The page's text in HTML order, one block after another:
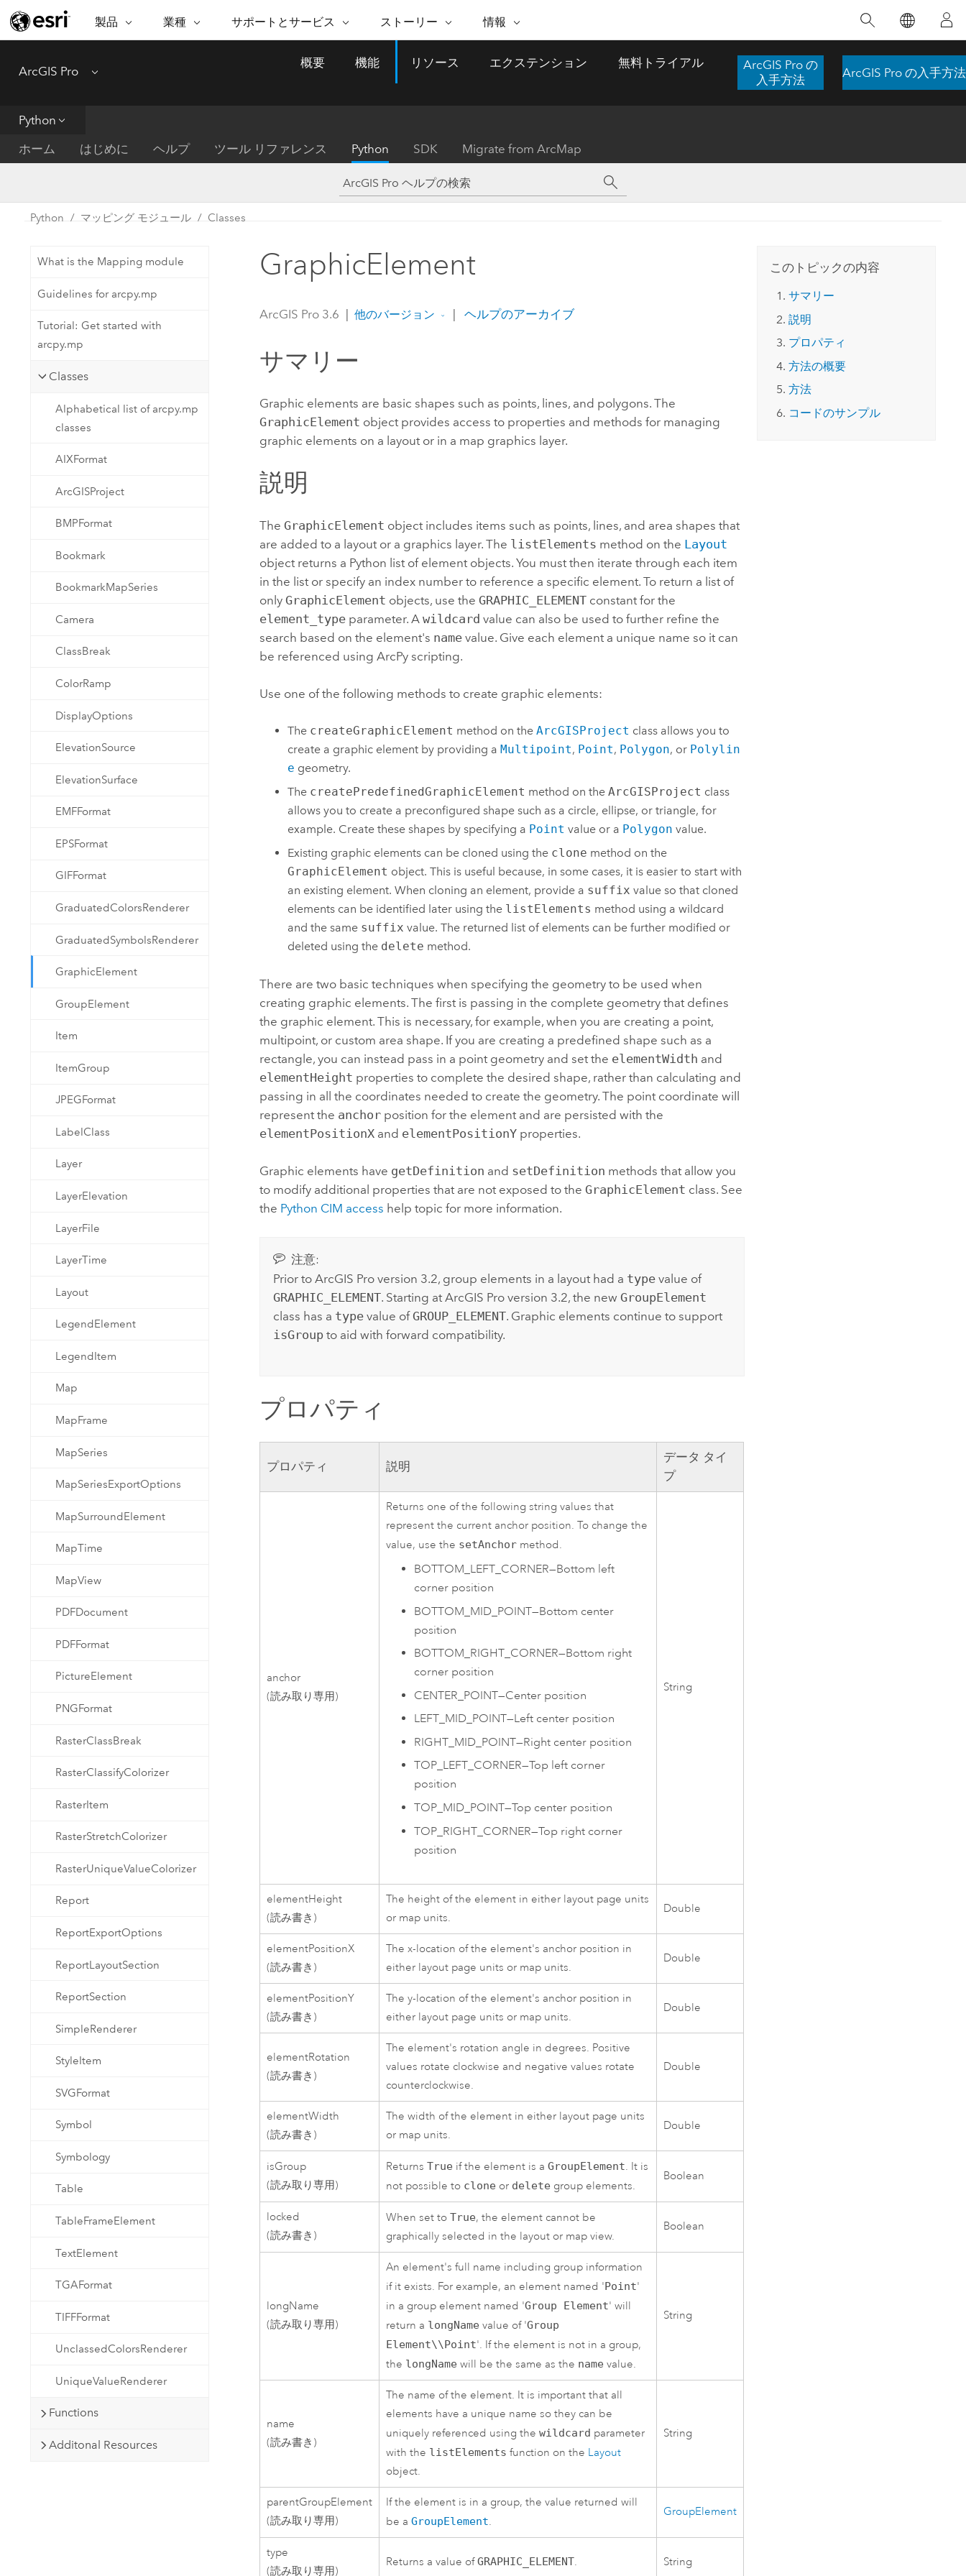
製品
ARCGIS
ArcGIS Online
完全な SaaS マッピング プラット
ArcGIS Enterprise
テム
開発者向けテクノロジー
すべてのプロダクト
機能
位置情報を分析に活用
空間データの統合、編集、共有
Esri ストア
Esri の ArcGIS 製品
られています。 技術がどのようなものかを
ブ マップを試したり、製品の機能を調べた
ArcGIS Pro の詳細
業種
業種
自然保護
公共エネルギー
地方自治体
持続可能な開発
交通機関
注目のイニシアティブ
インフラストラクチャ管理
ロジェクトが周囲の環境とどのように関連
インフラストラクチャ管理の探索
サポートとサービス
サポートとサービス セルフサービス
ArcGIS ブログ
ドキュメント
するために使用される空間統計技術を探索
コースを探索
ストーリー
ESRI ストーリー
Esri ブログ
実世界のグローバルな GIS
技術革新
ー リーダーの声
ArcNews
業界ニュースと ArcGIS 更
すべてのストーリー
リケーションを構築し、重要な救助活動を
ストーリーを読む
情報
ESRI について
パートナー
採用情報
イノベーションへの取り
組み
ーメーション
注目
ArcGIS Pro Menu
概要 機能 リソース エクステンション 無料トライアル
ArcGIS Pro の
入手方法
ArcGIS Pro の入手方法
Python
ホーム
はじめに ヘルプ ツール リファレンス Python SDK Migrate from ArcMap
Python マッピング モジュール Classes
What is the Mapping module
Guidelines for arcpy.mp
Tutorial: Get started with
arcpy.mp
Classes
Alphabetical list of arcpy.mp
classes
AIXFormat
ArcGISProject
BMPFormat
Bookmark
BookmarkMapSeries
Camera
ClassBreak
ColorRamp
DisplayOptions
ElevationSource
ElevationSurface
EMFFormat
EPSFormat
GIFFormat
GraduatedColorsRenderer
GraduatedSymbolsRenderer
GraphicElement
GroupElement
Item
ItemGroup
JPEGFormat
LabelClass
Layer
LayerElevation
LayerFile
LayerTime
Layout
LegendElement
LegendItem
Map
MapFrame
MapSeries
MapSeriesExportOptions
MapSurroundElement
MapTime
MapView
PDFDocument
PDFFormat
PictureElement
PNGFormat
RasterClassBreak
RasterClassifyColorizer
RasterItem
RasterStretchColorizer
RasterUniqueValueColorizer
Report
ReportExportOptions
ReportLayoutSection
ReportSection
SimpleRenderer
StyleItem
SVGFormat
Symbol
Symbology
Table
TableFrameElement
TextElement
TGAFormat
TIFFFormat
UnclassedColorsRenderer
UniqueValueRenderer
Functions
Additonal Resources
GraphicElement
ArcGIS Pro 3.6 他のバージョン ヘルプのアーカイブ
サマリー
Graphic elements are basic shapes such as points, lines, and polygons. The
GraphicElement object provides access to properties and methods for managing
graphic elements on a layout or in a map graphics layer.
説明
The GraphicElement object includes items such as points, lines, and area shapes that
are added to a layout or a graphics layer. The listElements method on the Layout
object returns a Python list of element objects. You must then iterate through each item
in the list or specify an index number to reference a specific element. To return a list of
only GraphicElement objects, use the GRAPHIC_ELEMENT constant for the
element_type parameter. Awildcard value can also be used to further refine the
search based on the element's name value. Give each element a unique name so it can
be referenced usingArcPy scripting.
Use one of the following methods to create graphic elements:
The createGraphicElement method on the ArcGISProject class allows you to
create a graphic element by providing a Multipoint, Point, Polygon, or Polylin
e geometry.
The createPredefinedGraphicElement method on the ArcGISProject class
allows you to create a preconfigured shape such as a circle, ellipse, or triangle, for
example. Create these shapes by specifying a Point value or a Polygon value.
Existing graphic elements can be cloned using the clone method on the
GraphicElement object. This is useful because, in some cases, it is easier to start with
an existing element. When cloning an element, provide a suffix value so that cloned
elements can be identified later using the listElements method using a wildcard
and the same suffix value. The returned list of elements can be further modified or
deleted using the delete method.
There are two basic techniques when specifying the geometry to be used when
creating graphic elements. The first is passing in the complete geometry that defines
the graphic element. This is necessary, for example, when you are creating a point,
multipoint, or custom area shape. If you are creating a predefined shape such as a
rectangle, you can instead pass in a point geometry and set the elementWidth and
elementHeight properties to complete the desired shape, rather than calculating and
passing in all the coordinates needed to create the geometry. The point coordinate will
represent the anchor position for the element and are persisted with the
elementPositionX and elementPositionY properties.
Graphic elements have getDefinition and setDefinition methods that allow you
to modify additional properties that are not exposed to the GraphicElement class. See
the Python CIM access help topic for more information.
注意:
Prior to ArcGIS Proversion 3.2, group elements in a layout had a typevalue of
GRAPHIC_ELEMENT. Starting at ArcGIS Proversion 3.2, the new GroupElement
class has a typevalue of GROUP_ELEMENT. Graphic elements continue to support
isGroupto aid with forward compatibility.
プロパティ
プロパティ 説明
データ タイ
プ
anchor
(読み取り専用)
Returns one of the following string values that
represent the current anchor position. To change the
value, use the setAnchor method.
BOTTOM_LEFT_CORNER—Bottom left
corner position
BOTTOM_MID_POINT—Bottom center
position
BOTTOM_RIGHT_CORNER—Bottom right
corner position
CENTER_POINT—Center position
LEFT_MID_POINT—Left center position
RIGHT_MID_POINT—Right center position
TOP_LEFT_CORNER—Top left corner
position
TOP_MID_POINT—Top center position
TOP_RIGHT_CORNER—Top right corner
position
String
elementHeight
(読み書き)
The height of the element in either layout page units
or map units.
Double
elementPositionX
(読み書き)
The x-location of the element's anchor position in
either layout page units or map units.
Double
elementPositionY
(読み書き)
The y-location of the element's anchor position in
either layout page units or map units.
Double
elementRotation
(読み書き)
The element's rotation angle in degrees. Positive
values rotate clockwise and negative values rotate
counterclockwise.
Double
elementWidth
(読み書き)
The width of the element in either layout page units
or map units.
Double
isGroup
(読み取り専用)
ReturnsTrue if the element is aGroupElement. It is
not possible to clone or delete group elements.
Boolean
locked
(読み書き)
When set toTrue, the element cannot be
graphically selected in the layout or map view.
Boolean
longName
(読み取り専用)
An element's full name including group information
if it exists. For example, an element named ' Point'
in a group element named 'Group Element' will
return a longName value of 'Group
Element\\Point'. If the element is not in a group,
the longName will be the same as the name value.
String
name
(読み書き)
The name of the element. It is important that all
elements have a unique name so they can be
uniquely referenced using thewildcard parameter
with the listElements function on the Layout
object.
String
parentGroupElement
(読み取り専用)
If the element is in a group, the value returned will
be aGroupElement.
GroupElement
type
(読み取り専用)
Returns a value ofGRAPHIC_ELEMENT. String
このトピックの内容
サマリー
説明
プロパティ
方法の概要
方法
コードのサンプル